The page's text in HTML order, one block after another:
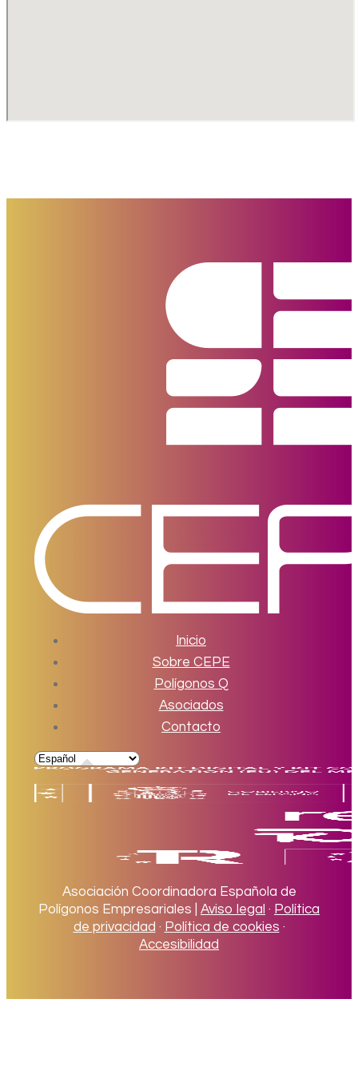
Inicio
Sobre CEPE
Polígonos Q
Asociados
Contacto
Asociación Coordinadora Española de
Polígonos Empresariales | Aviso legal · Política
de privacidad · Política de cookies ·
Accesibilidad